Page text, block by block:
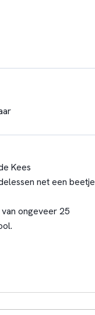
Kees
net een beetje
ongeveer 25